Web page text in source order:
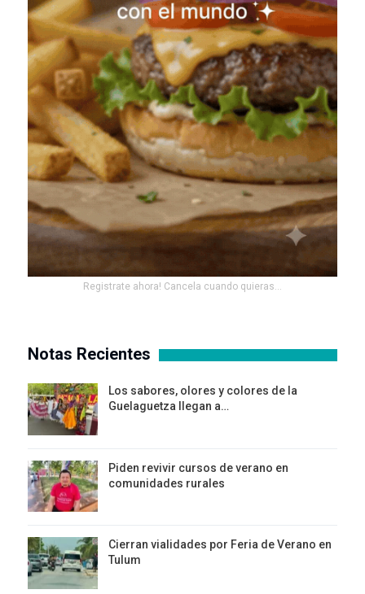
Registrate ahora! Cancela cuando quieras...
Notas Recientes
Los sabores, olores y colores de la
Guelaguetza llegan a…
Piden revivir cursos de verano en
comunidades rurales
Cierran vialidades por Feria de Verano en
Tulum